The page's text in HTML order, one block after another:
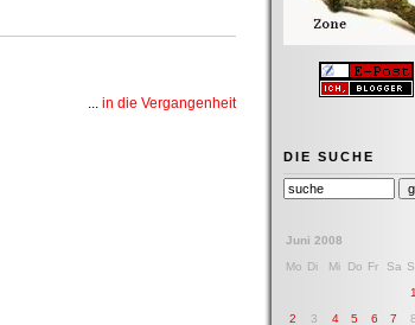
... in die Vergangenheit
DIE SUCHE
Juni 2008
Mo Di Mi Do Fr Sa
2
3 4 5 6 7